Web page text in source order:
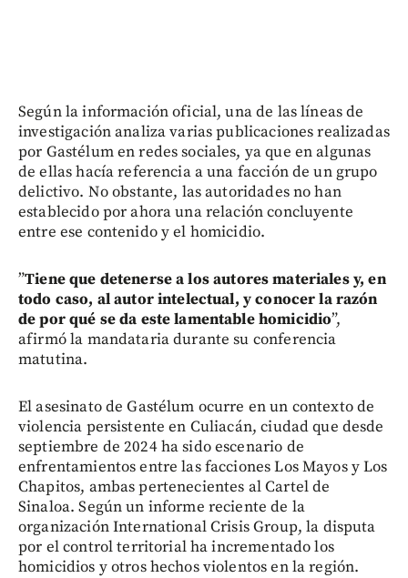
Según la información oficial, una de las líneas de
investigación analiza varias publicaciones realizadas
por Gastélum en redes sociales, ya que en algunas
de ellas hacía referencia a una facción de un grupo
delictivo. No obstante, las autoridades no han
establecido por ahora una relación concluyente
entre ese contenido y el homicidio.
”Tiene que detenerse a los autores materiales y, en
todo caso, al autor intelectual, y conocer la razón
de por qué se da este lamentable homicidio”,
afirmó la mandataria durante su conferencia
matutina.
El asesinato de Gastélum ocurre en un contexto de
violencia persistente en Culiacán, ciudad que desde
septiembre de 2024 ha sido escenario de
enfrentamientos entre las facciones Los Mayos y Los
Chapitos, ambas pertenecientes al Cartel de
Sinaloa. Según un informe reciente de la
organización International Crisis Group, la disputa
por el control territorial ha incrementado los
homicidios y otros hechos violentos en la región.